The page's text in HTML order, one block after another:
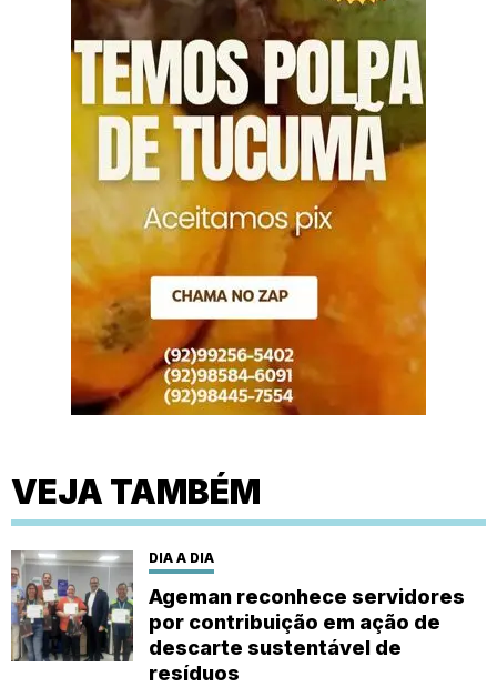
VEJA TAMBÉM
DIA A DIA
Ageman reconhece servidores
por contribuição em ação de
descarte sustentável de
resíduos